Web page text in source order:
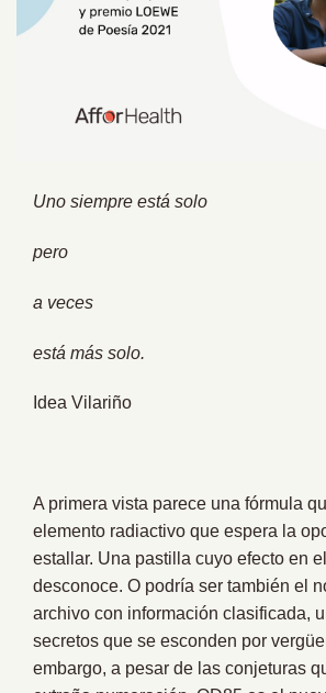
Uno siempre está solo
pero
a veces
está más solo.
Idea Vilariño
A primera vista parece una fórmula
elemento radiactivo que espera la
estallar. Una pastilla cuyo efecto en
desconoce. O podría ser también el
archivo con información clasificada,
secretos que se esconden por
embargo, a pesar de las conjeturas